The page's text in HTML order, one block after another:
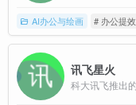
AI办公与绘画 # 办公提效
讯飞星火